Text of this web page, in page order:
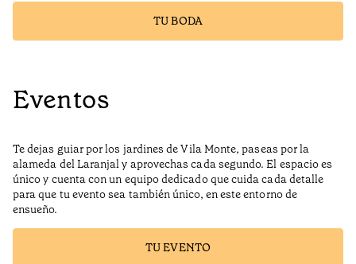
TU BODA
Eventos
Te dejas guiar por los jardines de Vila Monte, paseas por la
alameda del Laranjal y aprovechas cada segundo. El espacio es
único y cuenta con un equipo dedicado que cuida cada detalle
para que tu evento sea también único, en este entorno de
ensueño.
TU EVENTO